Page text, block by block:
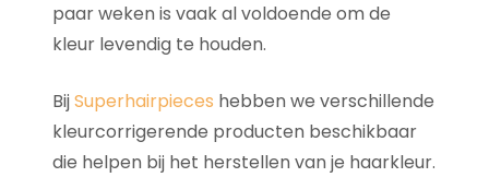
paar weken is vaak al voldoende om de
kleur levendig te houden.
BijSuperhairpieces hebben we verschillende
kleurcorrigerende producten beschikbaar
die helpen bij het herstellen van je haarkleur.